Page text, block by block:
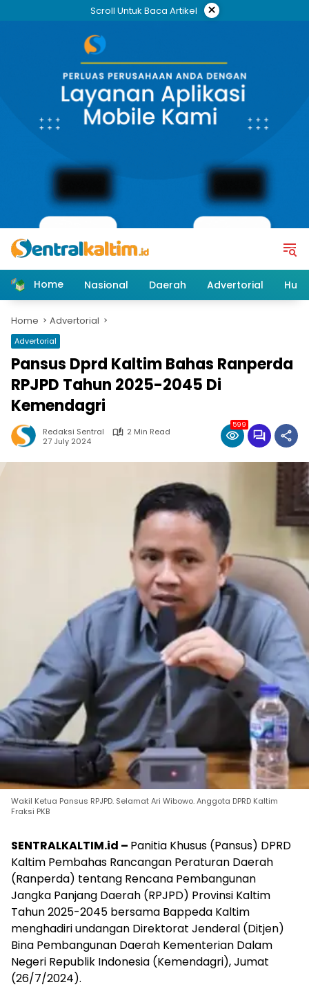
Scroll Untuk Baca Artikel ×
Home Nasional Daerah Advertorial
Home Advertorial
Advertorial
Pansus Dprd Kaltim Bahas Ranperda
RPJPD Tahun 2025-2045 Di
Kemendagri
Redaksi Sentral
2 Min Read
27 July 2024
599
Wakil Ketua Pansus RPJPD. Selamat Ari Wibowo. Anggota DPRD Kaltim
Fraksi PKB
SENTRALKALTIM.id – Panitia Khusus (Pansus) DPRD
Kaltim Pembahas Rancangan Peraturan Daerah
(Ranperda) tentang Rencana Pembangunan
Jangka Panjang Daerah (RPJPD) Provinsi Kaltim
Tahun 2025-2045 bersama Bappeda Kaltim
menghadiri undangan Direktorat Jenderal (Ditjen)
Bina Pembangunan Daerah Kementerian Dalam
Negeri Republik Indonesia (Kemendagri), Jumat
(26/7/2024).